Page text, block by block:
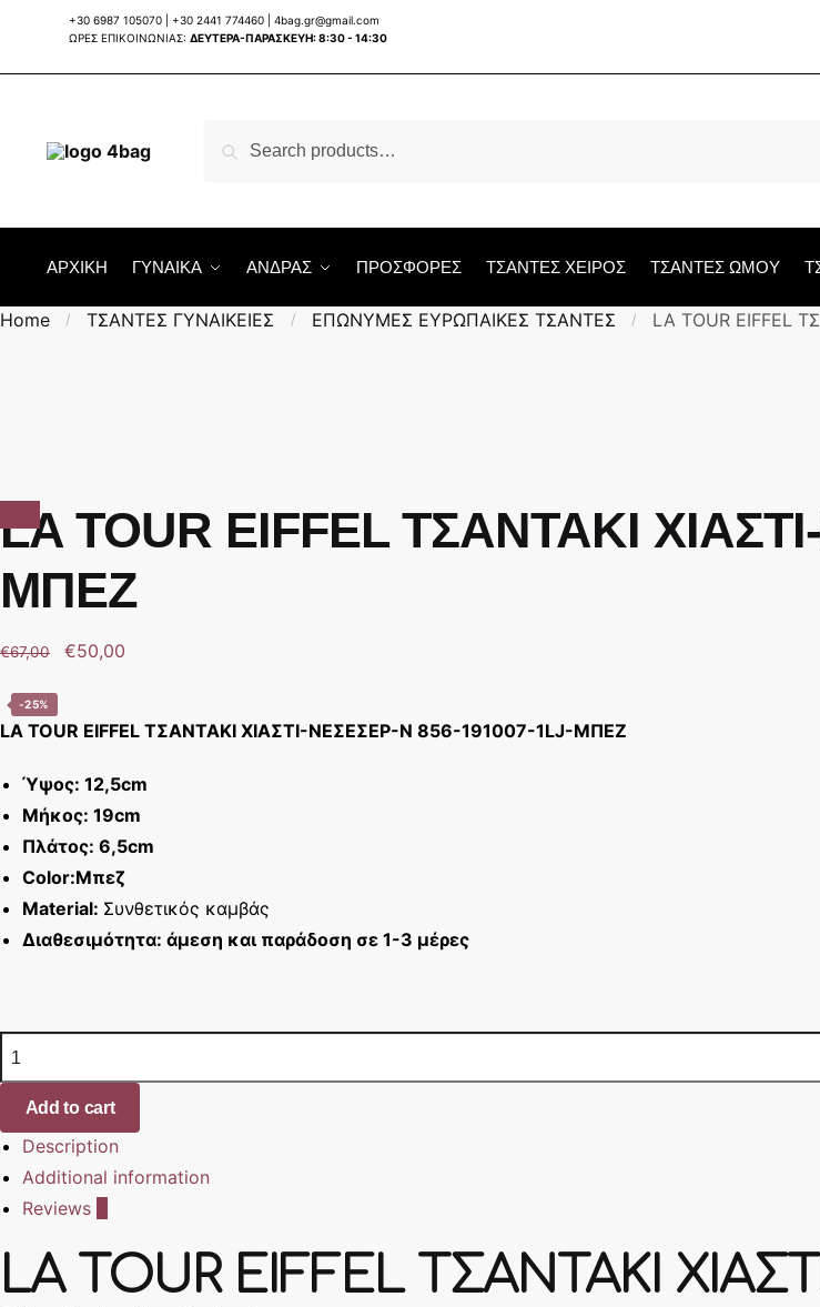
navigation
content
+30 6987 105070 +30 2441 774460| 4bag.gr@gmail.com
ΩΡΕΣ ΕΠΙΚΟΙΝΩΝΙΑΣ: ΔΕΥΤΕΡΑ-ΠΑΡΑΣΚΕΥΗ: 8:30 - 14:30
for:
ΑΡΧΙΚΗ ΓΥΝΑΙΚΑ ΑΝΔΡΑΣ ΠΡΟΣΦΟΡΕΣ ΤΣΑΝΤΕΣ ΧΕΙΡΟΣ ΤΣΑΝΤΕΣ ΩΜΟΥ
Home / ΤΣΑΝΤΕΣ ΓΥΝΑΙΚΕΙΕΣ / ΕΠΩΝΥΜΕΣ ΕΥΡΩΠΑΙΚΕΣ ΤΣΑΝΤΕΣ / LA TOUR EIFFEL
LA TOUR EIFFEL ΤΣΑΝΤΑΚΙ
ΜΠΕΖ
€67,00 €50,00
-25%
LA TOUR EIFFEL ΤΣΑΝΤΑΚΙ ΧΙΑΣΤΙ-ΝΕΣΕΣΕΡ-N 856-191007-1LJ-ΜΠΕΖ
Ύψος: 12,5cm
Μήκος: 19cm
Πλάτος: 6,5cm
Color:Μπεζ
Material: Συνθετικός καμβάς
Διαθεσιμότητα: άμεση και παράδοση σε 1-3 μέρες
EIFFEL
ΤΣΑΝΤΑΚΙ
ΧΙΑΣΤΙ-
ΝΕΣΕΣΕΡ-
N
191007-
1LJ-
Add to cart
Description
Additional information
Reviews
LA TOUR EIFFEL ΤΣΑΝΤΑΚΙ